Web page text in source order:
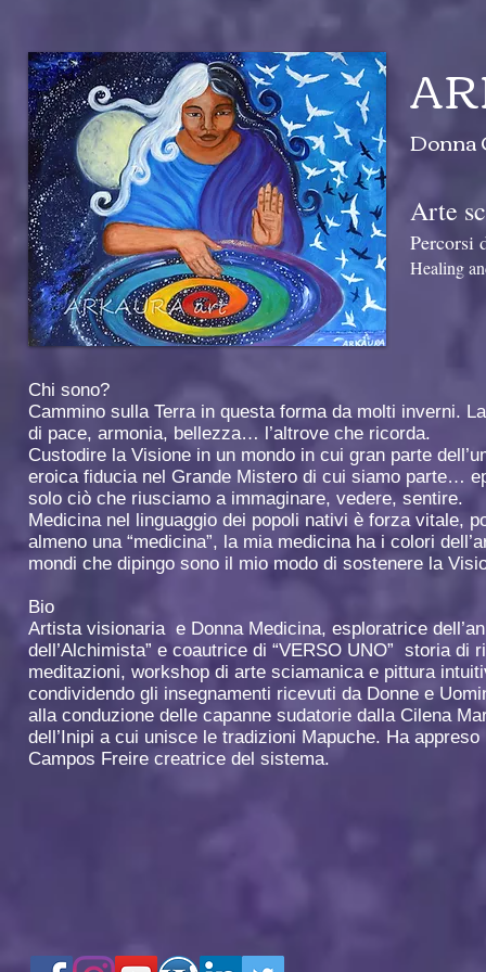
Donna
Arte
Percorsi
Healing
Chi sono?
Cammino sulla Terra in questa forma da molti inverni.
di pace, armonia, bellezza… l’altrove che ricorda.
Custodire la Visione in un mondo in cui gran parte
eroica fiducia nel Grande Mistero di cui siamo parte…
solo ciò che riusciamo a immaginare, vedere, sentire.
Medicina nel linguaggio dei popoli nativi è forza vitale,
almeno una “medicina”, la mia medicina ha i colori
mondi che dipingo sono il mio modo di sostenere la
Bio
Artista visionaria e Donna Medicina, esploratrice
dell’Alchimista” e coautrice di “VERSO UNO” storia
meditazioni, workshop di arte sciamanica e pittura
condividendo gli insegnamenti ricevuti da Donne e
alla conduzione delle capanne sudatorie dalla Cilena
dell’Inipi a cui unisce le tradizioni Mapuche. Ha
Campos Freire creatrice del sistema.